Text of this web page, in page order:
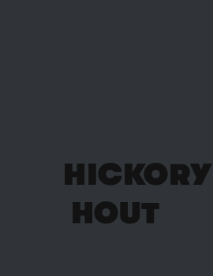
HICKORY
HOUT